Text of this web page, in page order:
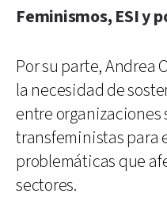
Feminismos, ESI y
Por su parte, Andrea
la necesidad de
entre
transfeministas para
problemáticas que
sectores.